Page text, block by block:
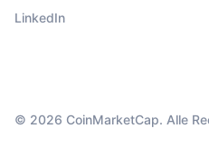
LinkedIn
© 2026 CoinMarketCap. Alle